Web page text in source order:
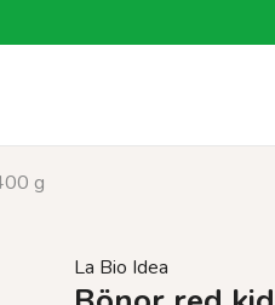
g
La Bio Idea